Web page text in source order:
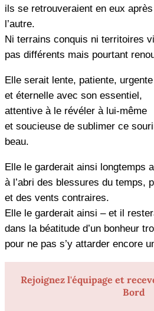
ils se retrouveraient en eux
l’autre.
Ni terrains conquis ni territoires
pas différents mais pourtant
Elle serait lente, patiente,
et éternelle avec son essentiel,
attentive à le révéler à lui-même
et soucieuse de sublimer ce
beau.
Elle le garderait ainsi longtemps
à l’abri des blessures du temps,
et des vents contraires.
Elle le garderait ainsi – et il
dans la béatitude d’un bonheur
pour ne pas s’y attarder encore